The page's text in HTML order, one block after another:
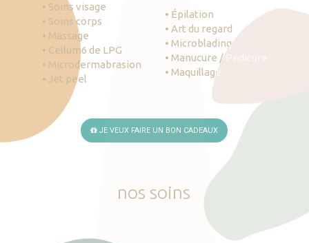
• Soins visage
• Soins corps
• Massage
• Cellum6 de LPG
• Microdermabrasion
• Jet peel
• Épilation
• Art du regard
• Microblading
• Manucure / Pédicure
• Maquillage
JE VEUX FAIRE UN BON CADEAUX
nos soins